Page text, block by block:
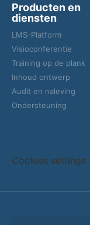
Producten en
diensten
LMS-Platform
Visioconferentie
Training op de plank
Inhoud ontwerp
Audit en naleving
Ondersteuning
Cookies settings